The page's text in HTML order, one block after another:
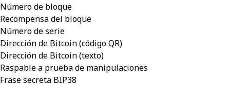
Número de bloque
Recompensa del bloque
Número de serie
Dirección de Bitcoin (código QR)
Dirección de Bitcoin (texto)
Raspable a prueba de manipulaciones
Frase secreta BIP38